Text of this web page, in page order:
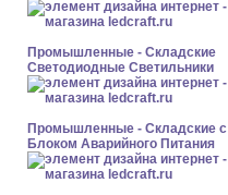
Промышленные - Складские
Светодиодные Светильники
Промышленные - Складские с
Блоком Аварийного Питания